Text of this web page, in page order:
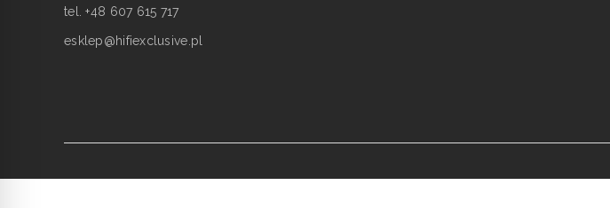
tel. +48 607 615 717
esklep@hifiexclusive.pl